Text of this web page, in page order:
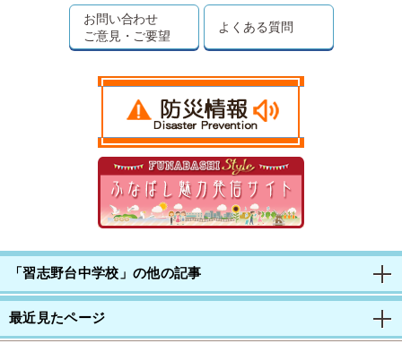
お問い合わせ
ご意見・ご要望
よくある質問
「習志野台中学校」の他の記事
最近見たページ